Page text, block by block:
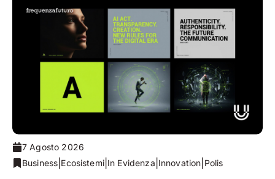
7 Agosto 2026
Business Ecosistemi| In Evidenza Innovation Polis